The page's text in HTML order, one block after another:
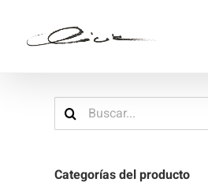
Buscar:
Categorías del producto